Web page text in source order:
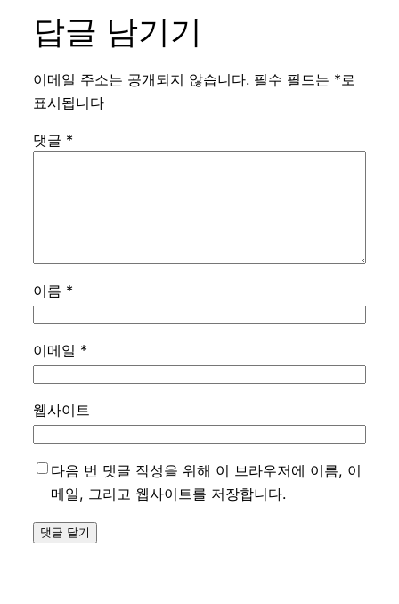
답글 남기기
이메일 주소는 공개되지 않습니다. 필수 필드는 *로
표시됩니다
댓글 *
이름 *
이메일 *
웹사이트
다음 번 댓글 작성을 위해 이 브라우저에 이름, 이
메일, 그리고 웹사이트를 저장합니다.